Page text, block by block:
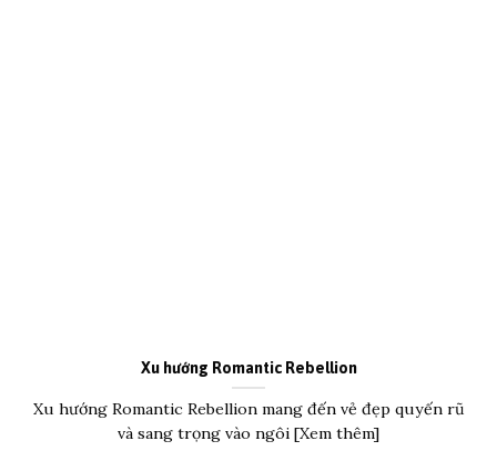
Xu hướng Romantic Rebellion
Xu hướng Romantic Rebellion mang đến vẻ đẹp quyến rũ
và sang trọng vào ngôi [Xem thêm]